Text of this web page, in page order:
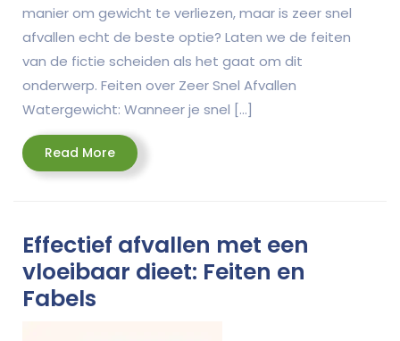
manier om gewicht te verliezen, maar is zeer snel
afvallen echt de beste optie? Laten we de feiten
van de fictie scheiden als het gaat om dit
onderwerp. Feiten over Zeer Snel Afvallen
Watergewicht: Wanneer je snel […]
Read MoreRead
More
Effectief afvallen met een
vloeibaar dieet: Feiten en
Fabels